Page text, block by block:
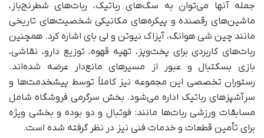
جمله آنها می‌توان به سگ‌های رباتیک، ربات‌های شطرنج‌باز،
ماشین‌های رقصنده و پیکره‌های مکانیکی شخصیت‌های تاریخی
مانند چین شی هوانگ، آیزاک نیوتن و لی بای اشاره کرد. همچنین
ربات‌های کاربردی برای پخت‌وپز، تهیه قهوه، توزیع دارو، نقاشی،
بازی بسکتبال و عبور از مسیرهای مانع‌دار عرضه شده‌اند.
رستوران تخصصی این مجموعه نیز کاملاً توسط پیشخدمت‌ها و
سرآشپزهای رباتیک اداره می‌شود. بخش سرگرمی فروشگاه شامل
مسابقات ورزشی ربات‌ها مانند: فوتبال و دو بوده و بخشی ویژه
برای تأمین قطعات و خدمات فنی نیز در نظر گرفته شده است.